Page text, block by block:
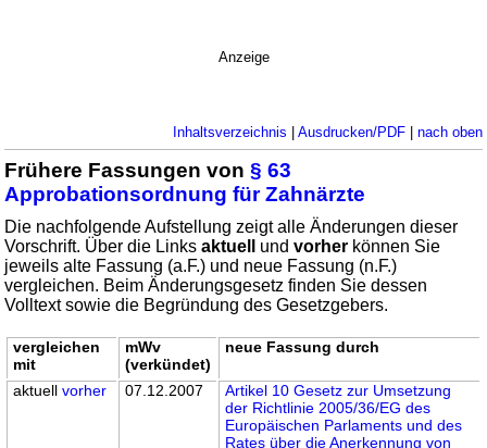
Anzeige
Inhaltsverzeichnis | Ausdrucken/PDF| nach oben
Frühere Fassungen von§ 63
Approbationsordnung für Zahnärzte
Die nachfolgende Aufstellung zeigt alle Änderungen dieser
Vorschrift. Über die Linksaktuell undvorher können Sie
jeweils alte Fassung (a.F.) und neue Fassung (n.F.)
vergleichen. Beim Änderungsgesetz finden Sie dessen
Volltext sowie die Begründung des Gesetzgebers.
vergleichen
mit
mWv
(verkündet)
neue Fassung durch
aktuellvorher 07.12.2007
Artikel 10 Gesetz zur Umsetzung
der Richtlinie 2005/36/EG des
Europäischen Parlaments und des
Rates über die Anerkennung von